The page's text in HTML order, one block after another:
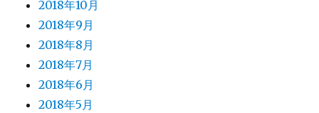
2018年10月
2018年9月
2018年8月
2018年7月
2018年6月
2018年5月